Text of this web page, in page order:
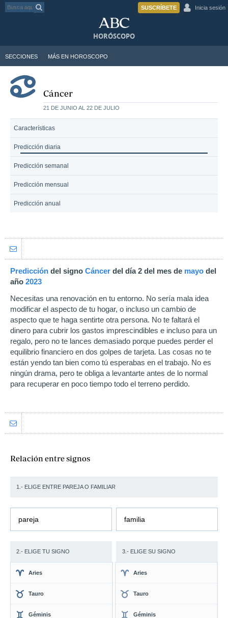
SUSCRÍBETE Inicia sesión
SECCIONES MÁS EN HOROSCOPO
HORÓSCOPO
Cáncer
21 DE JUNIO AL 22 DE JULIO
Características
Predicción diaria
Predicción semanal
Predicción mensual
Predicción anual
Predicción del signo Cáncer del día 2 del mes de mayo del
año 2023
Necesitas una renovación en tu entorno. No sería mala idea
modificar el aspecto de tu hogar, o incluso un cambio de
aspecto que te haga sentirte otra persona. No te faltará el
dinero para cubrir los gastos imprescindibles e incluso para un
regalo, pero no te lances demasiado porque puedes perder el
equilibrio financiero en dos golpes de tarjeta. Las cosas no te
están yendo tan bien como tú esperabas en el trabajo. No es
ningún drama, pero te obliga a levantarte antes de lo normal
para recuperar en poco tiempo todo el terreno perdido.
Relación entre signos
1.- ELIGE ENTRE PAREJA O FAMILIAR
pareja familia
2.- ELIGE TU SIGNO 3.- ELIGE SU SIGNO
Aries
Tauro
Géminis
Aries
Tauro
Géminis